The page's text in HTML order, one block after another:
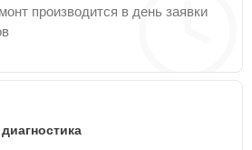
производится в день заявки